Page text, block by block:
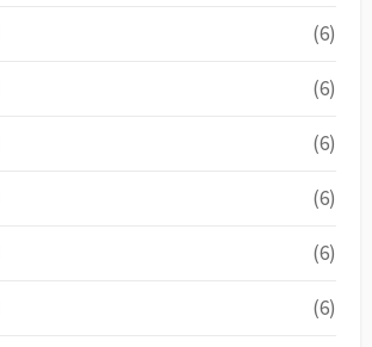
(6)
(6)
(6)
(6)
(6)
(6)